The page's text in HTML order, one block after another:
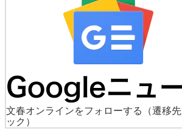
文春オンラインをフォローする
（遷移
ック）